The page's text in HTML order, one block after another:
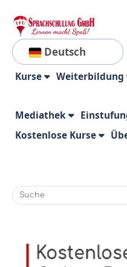
Deutsch
Kurse Weiterbildung
Mediathek
Kostenlose Kurse